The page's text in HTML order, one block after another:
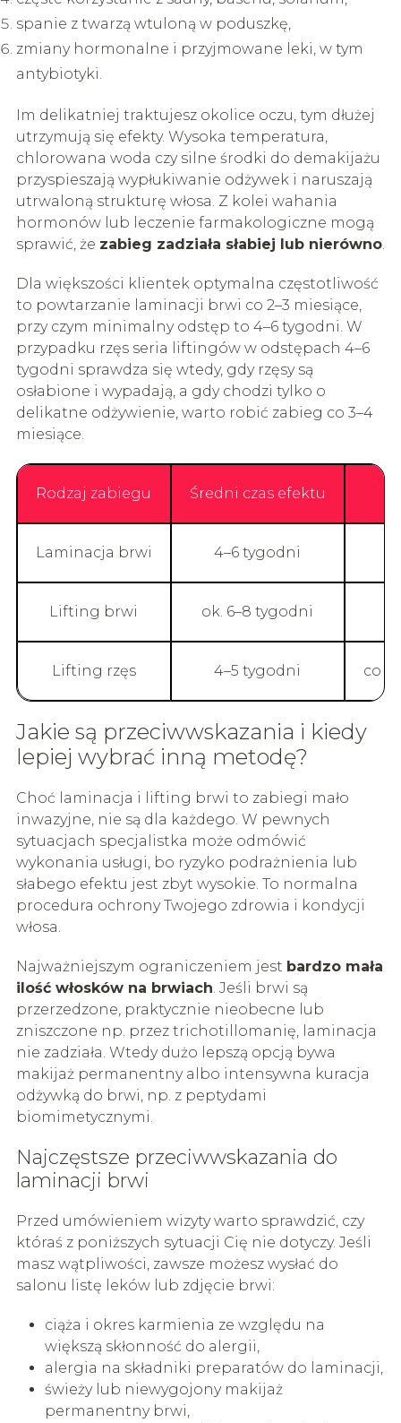
spanie z twarzą wtuloną w poduszkę,
zmiany hormonalne i przyjmowane leki, w tym
antybiotyki.
Im delikatniej traktujesz okolice oczu, tym dłużej
utrzymują się efekty. Wysoka temperatura,
chlorowana woda czy silne środki do demakijażu
przyspieszają wypłukiwanie odżywek i naruszają
utrwaloną strukturę włosa. Z kolei wahania
hormonów lub leczenie farmakologiczne mogą
sprawić, że zabieg zadziała słabiej lub nierówno.
Dla większości klientek optymalna częstotliwość
to powtarzanie laminacji brwi co 2–3 miesiące,
przy czym minimalny odstęp to 4–6 tygodni. W
przypadku rzęs seria liftingów w odstępach 4–6
tygodni sprawdza się wtedy, gdy rzęsy są
osłabione i wypadają, a gdy chodzi tylko o
delikatne odżywienie, warto robić zabieg co 3–4
miesiące.
Rodzaj zabiegu Średni czas efektu
Laminacja brwi 4–6 tygodni
Lifting brwi ok. 6–8 tygodni
Lifting rzęs 4–5 tygodni co
Jakie są przeciwwskazania i kiedy
lepiej wybrać inną metodę?
Choć laminacja i lifting brwi to zabiegi mało
inwazyjne, nie są dla każdego. W pewnych
sytuacjach specjalistka może odmówić
wykonania usługi, bo ryzyko podrażnienia lub
słabego efektu jest zbyt wysokie. To normalna
procedura ochrony Twojego zdrowia i kondycji
włosa.
Najważniejszym ograniczeniem jest bardzo mała
ilość włosków na brwiach. Jeśli brwi są
przerzedzone, praktycznie nieobecne lub
zniszczone np. przez trichotillomanię, laminacja
nie zadziała. Wtedy dużo lepszą opcją bywa
makijaż permanentny albo intensywna kuracja
odżywką do brwi, np. z peptydami
biomimetycznymi.
Najczęstsze przeciwwskazania do
laminacji brwi
Przed umówieniem wizyty warto sprawdzić, czy
któraś z poniższych sytuacji Cię nie dotyczy. Jeśli
masz wątpliwości, zawsze możesz wysłać do
salonu listę leków lub zdjęcie brwi:
ciąża i okres karmienia ze względu na
większą skłonność do alergii,
alergia na składniki preparatów do laminacji,
świeży lub niewygojony makijaż
permanentny brwi,